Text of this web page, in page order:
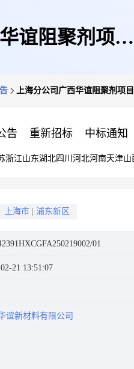
谊阻聚剂项目
上海分公司广西华谊阻聚剂项
告 重新招标 中标通知
浙江山东湖北四川 河北河南天津山
上海市 浦东新区
01
21 13:51:07
谊新材料有限公司